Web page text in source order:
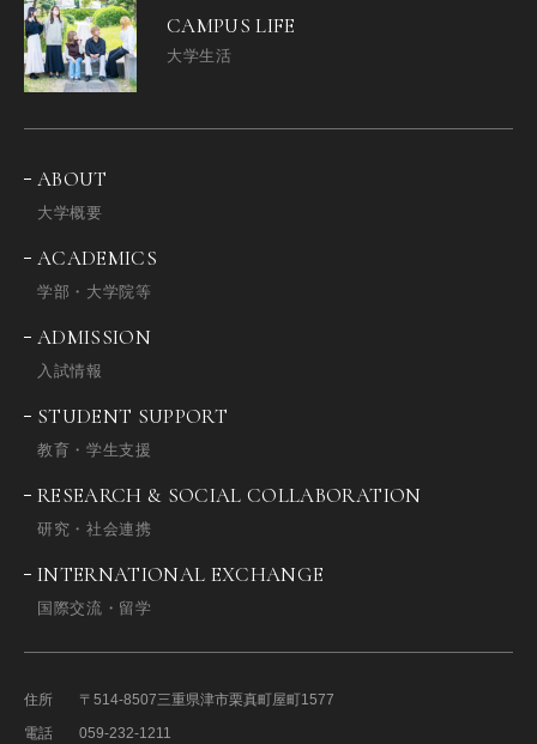
CAMPUS LIFE
大学生活
ABOUT
大学概要
ACADEMICS
学部・大学院等
ADMISSION
入試情報
STUDENT SUPPORT
教育・学生支援
RESEARCH & SOCIAL COLLABORATION
研究・社会連携
INTERNATIONAL EXCHANGE
国際交流・留学
住所 〒514-8507三重県津市栗真町屋町1577
電話
059-232-1211